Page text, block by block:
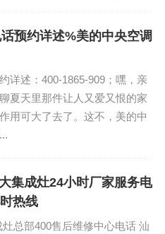
（点击咨...
预约详述%美的中央空调
详述：400-1865-909；嘿，亲
夏天里那件让人又爱又恨的家
可大了去了。这不，美的中
集成灶24小时厂家服务电
热线
总部400售后维修中心电话 汕